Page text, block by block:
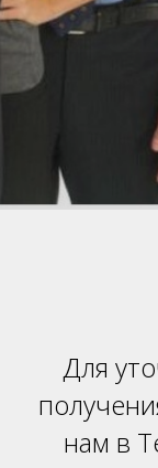
Для
нам в